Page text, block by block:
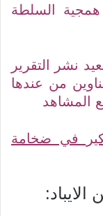
همجية السلطة
نشر التقرير
من عندها
المشاهد
في ضخامة